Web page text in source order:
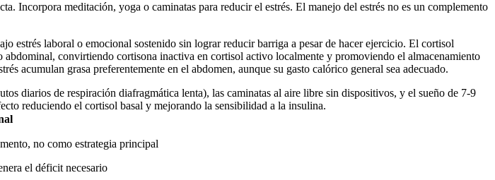
Incorpora meditación, yoga o caminatas para reducir el estrés. El manejo del estrés no es un complemento
estrés laboral o emocional sostenido sin lograr reducir barriga a pesar de hacer ejercicio. El cortisol
convirtiendo cortisona inactiva en cortisol activo localmente y promoviendo el almacenamiento
acumulan grasa preferentemente en el abdomen, aunque su gasto calórico general sea adecuado.
diarios de respiración diafragmática lenta), las caminatas al aire libre sin dispositivos, y el sueño de 7-9
reduciendo el cortisol basal y mejorando la sensibilidad a la insulina.
no como estrategia principal
el déficit necesario